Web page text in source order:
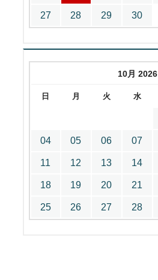
27 28 29 30
10月 2026
日 月 火 水
04 05 06 07
11 12 13 14
18 19 20 21
25 26 27 28